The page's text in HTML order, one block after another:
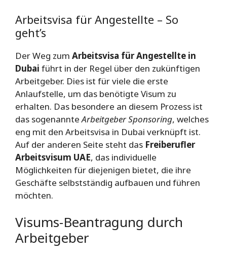
Arbeitsvisa für Angestellte – So
geht’s
Der Weg zum Arbeitsvisa für Angestellte in
Dubai führt in der Regel über den zukünftigen
Arbeitgeber. Dies ist für viele die erste
Anlaufstelle, um das benötigte Visum zu
erhalten. Das besondere an diesem Prozess ist
das sogenannteArbeitgeber Sponsoring, welches
eng mit den Arbeitsvisa in Dubai verknüpft ist.
Auf der anderen Seite steht das Freiberufler
Arbeitsvisum UAE, das individuelle
Möglichkeiten für diejenigen bietet, die ihre
Geschäfte selbstständig aufbauen und führen
möchten.
Visums-Beantragung durch
Arbeitgeber